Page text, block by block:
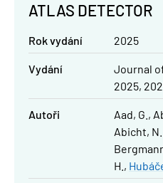
ATLAS DETECTOR
Rok vydání 2025
Vydání
Journal
2025,
Autoři Aad, G.
Abicht, N.
H.